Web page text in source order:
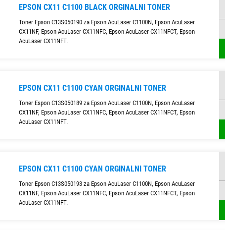
EPSON CX11 C1100 BLACK ORGINALNI TONER
Toner Epson C13S050190 za Epson AcuLaser C1100N, Epson AcuLaser
CX11NF, Epson AcuLaser CX11NFC, Epson AcuLaser CX11NFCT, Epson
AcuLaser CX11NFT.
EPSON CX11 C1100 CYAN ORGINALNI TONER
Toner Espon C13S050189 za Epson AcuLaser C1100N, Epson AcuLaser
CX11NF, Epson AcuLaser CX11NFC, Epson AcuLaser CX11NFCT, Epson
AcuLaser CX11NFT.
EPSON CX11 C1100 CYAN ORGINALNI TONER
Toner Epson C13S050193 za Epson AcuLaser C1100N, Epson AcuLaser
CX11NF, Epson AcuLaser CX11NFC, Epson AcuLaser CX11NFCT, Epson
AcuLaser CX11NFT.